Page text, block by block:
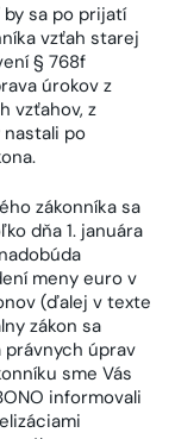
by sa po prijatí
vzťah starej
§ 768f
úrokov z
vzťahov, z
po
zákonníka sa
dňa 1. januára
meny euro v
(ďalej v texte
zákon sa
úprav
sme Vás
informovali